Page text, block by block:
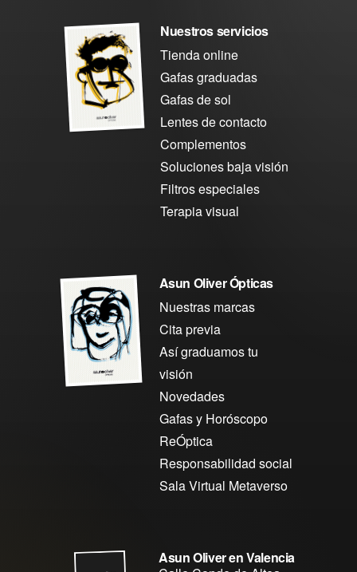
Nuestros servicios
Tienda online
Gafas graduadas
Gafas de sol
Lentes de contacto
Complementos
Soluciones baja visión
Filtros especiales
Terapia visual
Asun Oliver Ópticas
Nuestras marcas
Cita previa
Así graduamos tu
visión
Novedades
Gafas y Horóscopo
ReÓptica
Responsabilidad social
Sala Virtual Metaverso
Asun Oliver en Valencia